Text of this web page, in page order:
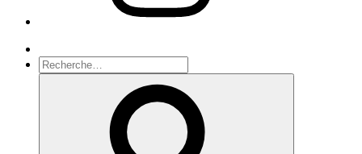
Recherche
pour